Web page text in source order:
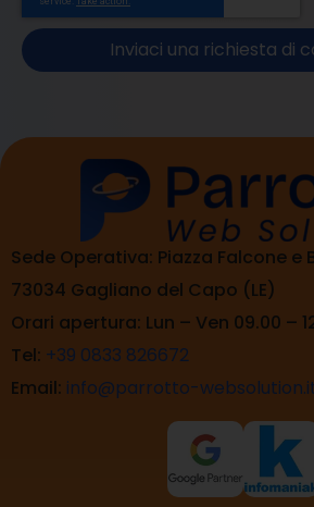
Inviaci una richiesta di
Sede Operativa: Piazza Falcone e
73034 Gagliano del Capo (LE)
Orari apertura: Lun – Ven 09.00 –
Tel: +39 0833 826672
Email: info@parrotto-